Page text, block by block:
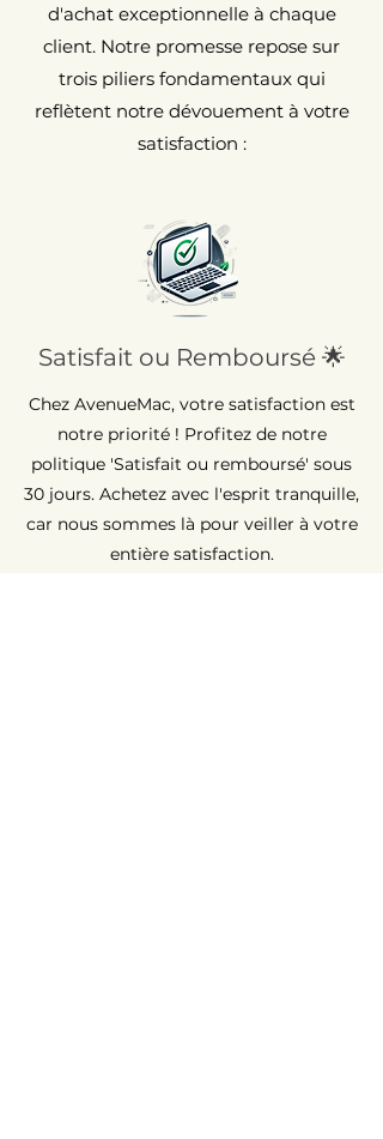
d'achat exceptionnelle à chaque
client. Notre promesse repose sur
trois piliers fondamentaux qui
reflètent notre dévouement à votre
satisfaction :
Satisfait ou Remboursé 🌟
Chez AvenueMac, votre satisfaction est
notre priorité ! Profitez de notre
politique 'Satisfait ou remboursé' sous
30 jours. Achetez avec l'esprit tranquille,
car nous sommes là pour veiller à votre
entière satisfaction.